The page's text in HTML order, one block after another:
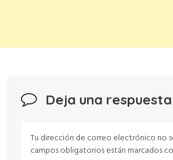
Deja una respuesta
Tu dirección de correo electrónico no
campos obligatorios están marcados